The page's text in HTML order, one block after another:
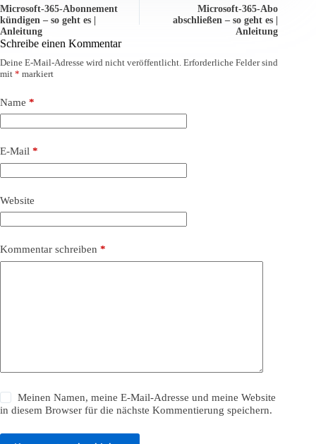
Microsoft-365-Abonnement
kündigen – so geht es |
Anleitung
Microsoft-365-Abo
abschließen – so geht es |
Anleitung
Schreibe einen Kommentar
Deine E-Mail-Adresse wird nicht veröffentlicht. Erforderliche Felder sind
mit * markiert
Name *
E-Mail *
Website
Kommentar schreiben *
Meinen Namen, meine E-Mail-Adresse und meine Website
in diesem Browser für die nächste Kommentierung speichern.